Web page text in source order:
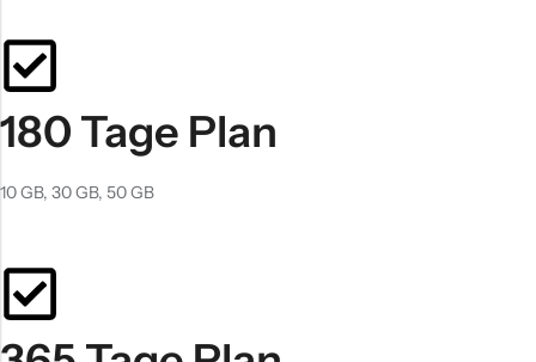
180 Tage Plan
10 GB, 30 GB, 50 GB